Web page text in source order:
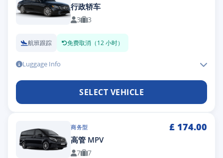
行政轿车
3 3
航班跟踪 免费取消（12 小时）
Luggage Info
SELECT VEHICLE
商务型 £ 174.00
高管 MPV
7 7